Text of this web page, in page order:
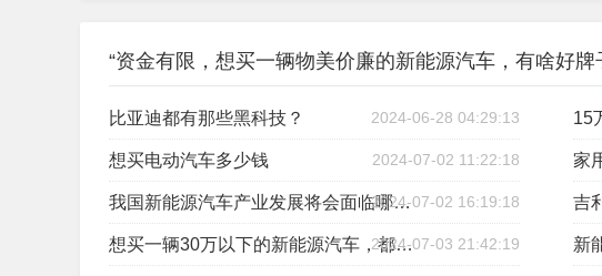
“资金有限，想买一辆物美价廉的新能源汽车，有啥好
比亚迪都有那些黑科技？ 2024-06-28 04:29:13
想买电动汽车多少钱 2024-07-02 11:22:18 家
我国新能源汽车产业发展将会面临哪些机遇与挑战
2024-07-02 16:19:18 吉
想买一辆30万以下的新能源汽车，都有哪些车比较好？
2024-07-03 21:42:19 新